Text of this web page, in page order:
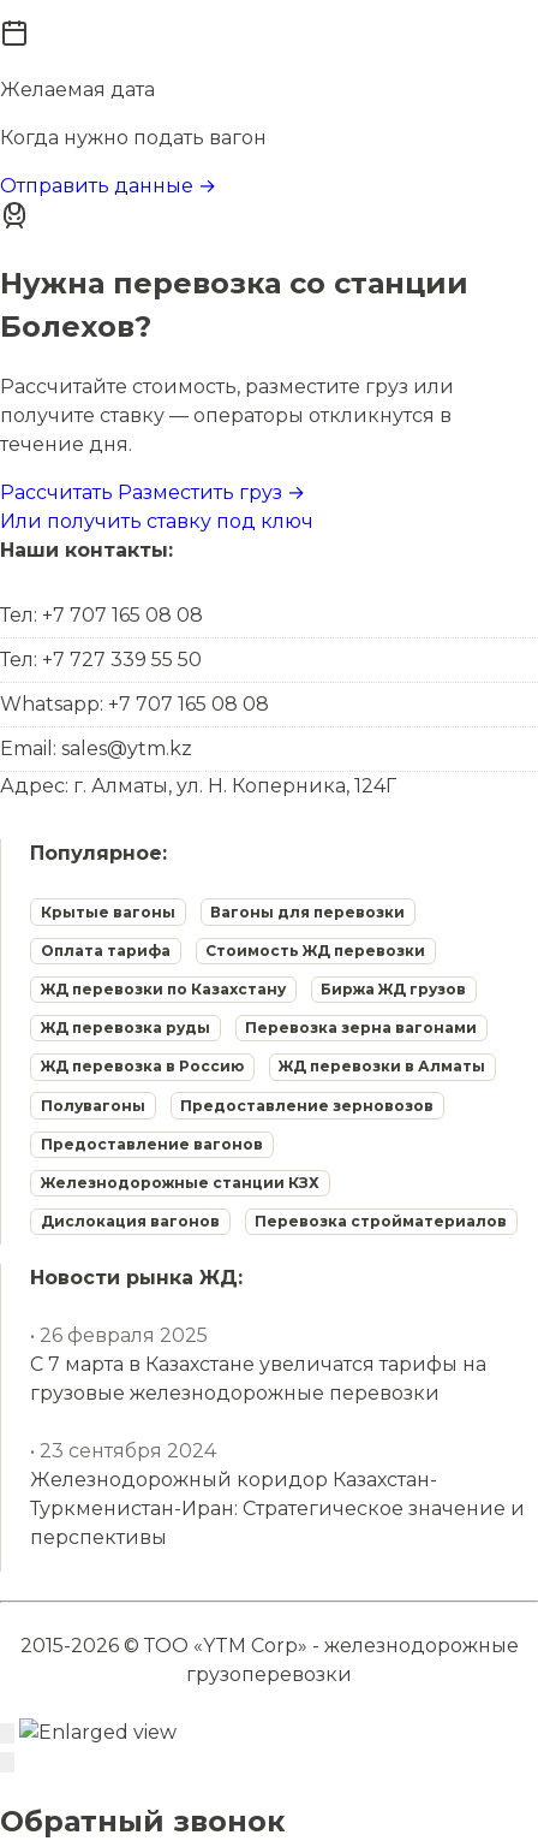
Желаемая дата
Когда нужно подать вагон
Отправить данные →
Нужна перевозка со станции
Болехов?
Рассчитайте стоимость, разместите груз или
получите ставку — операторы откликнутся в
течение дня.
Рассчитать Разместить груз →
Или получить ставку под ключ
Наши контакты:
Тел: +7 707 165 08 08
Тел: +7 727 339 55 50
Whatsapp: +7 707 165 08 08
Email: sales@ytm.kz
Адрес: г. Алматы, ул. Н. Коперника, 124Г
Популярное:
Крытые вагоны Вагоны для перевозки
Оплата тарифа Стоимость ЖД перевозки
ЖД перевозки по Казахстану Биржа ЖД грузов
ЖД перевозка руды Перевозка зерна вагонами
ЖД перевозка в Россию ЖД перевозки в Алматы
Полувагоны Предоставление зерновозов
Предоставление вагонов
Железнодорожные станции КЗХ
Дислокация вагонов Перевозка стройматериалов
Новости рынка ЖД:
• 26 февраля 2025
С 7 марта в Казахстане увеличатся тарифы на
грузовые железнодорожные перевозки
• 23 сентября 2024
Железнодорожный коридор Казахстан-
Туркменистан-Иран: Стратегическое значение и
перспективы
2015-2026 © ТОО «YTM Corp» - железнодорожные
грузоперевозки
Обратный звонок